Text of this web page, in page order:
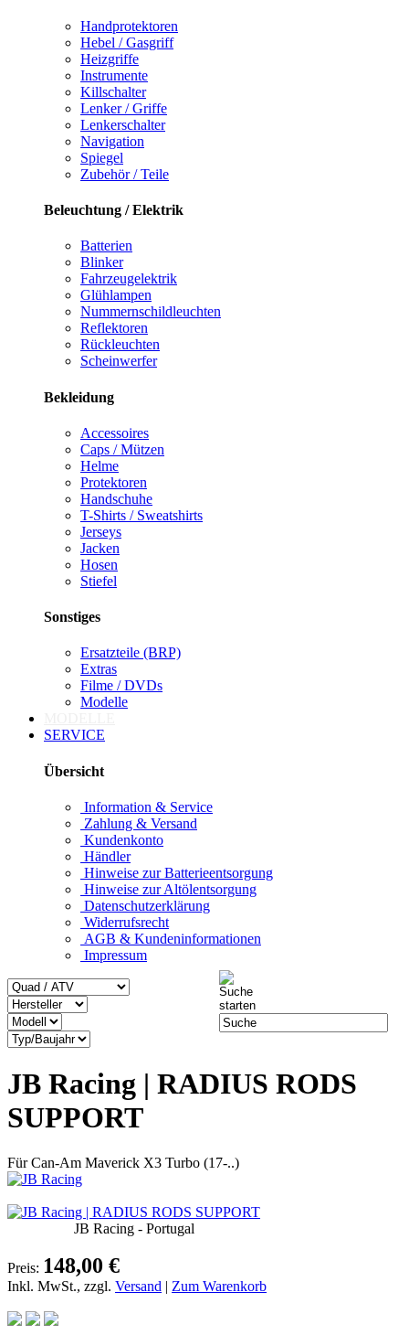
Handprotektoren
Hebel / Gasgriff
Heizgriffe
Instrumente
Killschalter
Lenker / Griffe
Lenkerschalter
Navigation
Spiegel
Zubehör / Teile
Beleuchtung / Elektrik
Batterien
Blinker
Fahrzeugelektrik
Glühlampen
Nummernschildleuchten
Reflektoren
Rückleuchten
Scheinwerfer
Bekleidung
Accessoires
Caps / Mützen
Helme
Protektoren
Handschuhe
T-Shirts / Sweatshirts
Jerseys
Jacken
Hosen
Stiefel
Sonstiges
Ersatzteile (BRP)
Extras
Filme / DVDs
Modelle
SERVICE
Übersicht
Information & Service
Zahlung & Versand
Kundenkonto
Händler
Hinweise zur Batterieentsorgung
Hinweise zur Altölentsorgung
Datenschutzerklärung
Widerrufsrecht
AGB & Kundeninformationen
Impressum
JB Racing | RADIUS RODS
SUPPORT
Für Can-Am Maverick X3 Turbo (17-..)
JB Racing - Portugal
Preis: 148,00 €
Inkl. MwSt., zzgl. Versand | Zum Warenkorb